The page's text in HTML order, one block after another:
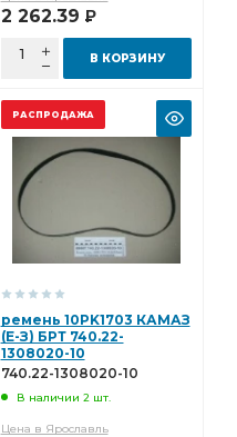
2 262.39 Р
В КОРЗИНУ
РАСПРОДАЖА
ремень 10PK1703 КАМАЗ
(Е-З) БРТ 740.22-
1308020-10
740.22-1308020-10
В наличии 2 шт.
Цена в Ярославль